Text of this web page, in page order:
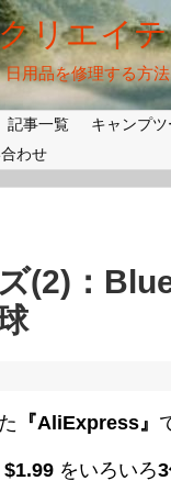
リエイ
日用品を修理する方
記事一覧
キャンプ
わせ
(2)：
『AliExpress』
$1.99をいろいろ